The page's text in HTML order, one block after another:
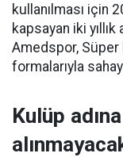
kullanılması için
kapsayan iki
Amedspor, Süper
formalarıyla
Kulüp